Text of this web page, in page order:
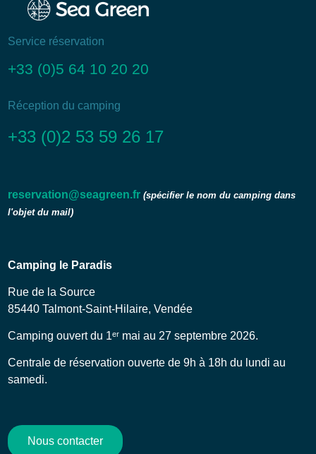
Service réservation
+33 (0)5 64 10 20 20
Réception du camping
+33 (0)2 53 59 26 17
reservation@seagreen.fr (spécifier le nom du camping dans
l'objet du mail)
Camping le Paradis
Rue de la Source
85440 Talmont-Saint-Hilaire, Vendée
Camping ouvert du 1ᵉʳ mai au 27 septembre 2026.
Centrale de réservation ouverte de 9h à 18h du lundi au
samedi.
Nous contacter